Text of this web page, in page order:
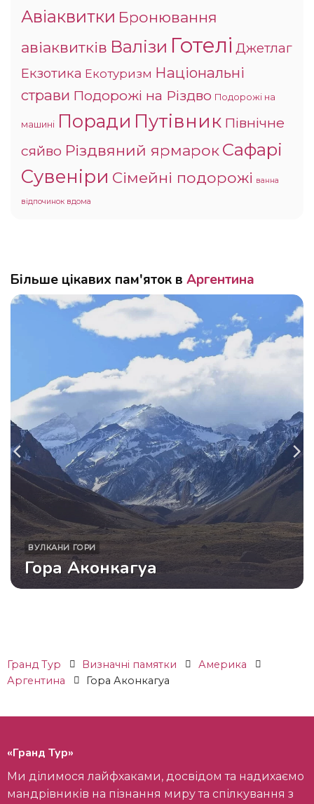
Авіаквитки Бронювання
авіаквитків Валізи Готелі Джетлаг
Екзотика Екотуризм Національні
страви Подорожі на Різдво Подорожі на
машині Поради Путівник Північне
сяйво Різдвяний ярмарокСафарі
Сувеніри Сімейні подорожі ванна
відпочинок вдома
Більше цікавих пам'яток в Аргентина
ВУЛКАНИ ГОРИ
Гора Аконкагуа
Гранд Тур Визначні памятки
Америка
Аргентина
Гора Аконкагуа
«Гранд Тур»
Ми ділимося лайфхаками, досвідом та надихаємо
мандрівників на пізнання миру та спілкування з